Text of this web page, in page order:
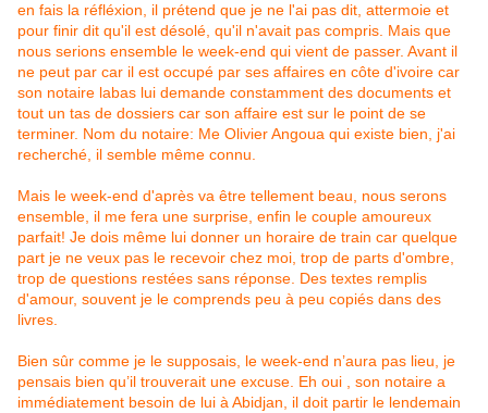
en fais la réfléxion, il prétend que je ne l'ai pas dit, attermoie et
pour finir dit qu'il est désolé, qu'il n'avait pas compris. Mais que
nous serions ensemble le week-end qui vient de passer. Avant il
ne peut par car il est occupé par ses affaires en côte d'ivoire car
son notaire labas lui demande constamment des documents et
tout un tas de dossiers car son affaire est sur le point de se
terminer. Nom du notaire: Me Olivier Angoua qui existe bien, j'ai
recherché, il semble même connu.
Mais le week-end d'après va être tellement beau, nous serons
ensemble, il me fera une surprise, enfin le couple amoureux
parfait! Je dois même lui donner un horaire de train car quelque
part je ne veux pas le recevoir chez moi, trop de parts d'ombre,
trop de questions restées sans réponse. Des textes remplis
d'amour, souvent je le comprends peu à peu copiés dans des
livres.
Bien sûr comme je le supposais, le week-end n’aura pas lieu, je
pensais bien qu’il trouverait une excuse. Eh oui , son notaire a
immédiatement besoin de lui à Abidjan, il doit partir le lendemain